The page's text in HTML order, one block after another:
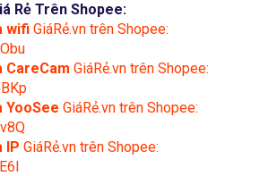
Rẻ Trên Shopee:
wifiGiáRẻ.vn trên Shopee:
CareCam GiáRẻ.vn trên Shopee:
YooSee GiáRẻ.vn trên Shopee:
IP GiáRẻ.vn trên Shopee: